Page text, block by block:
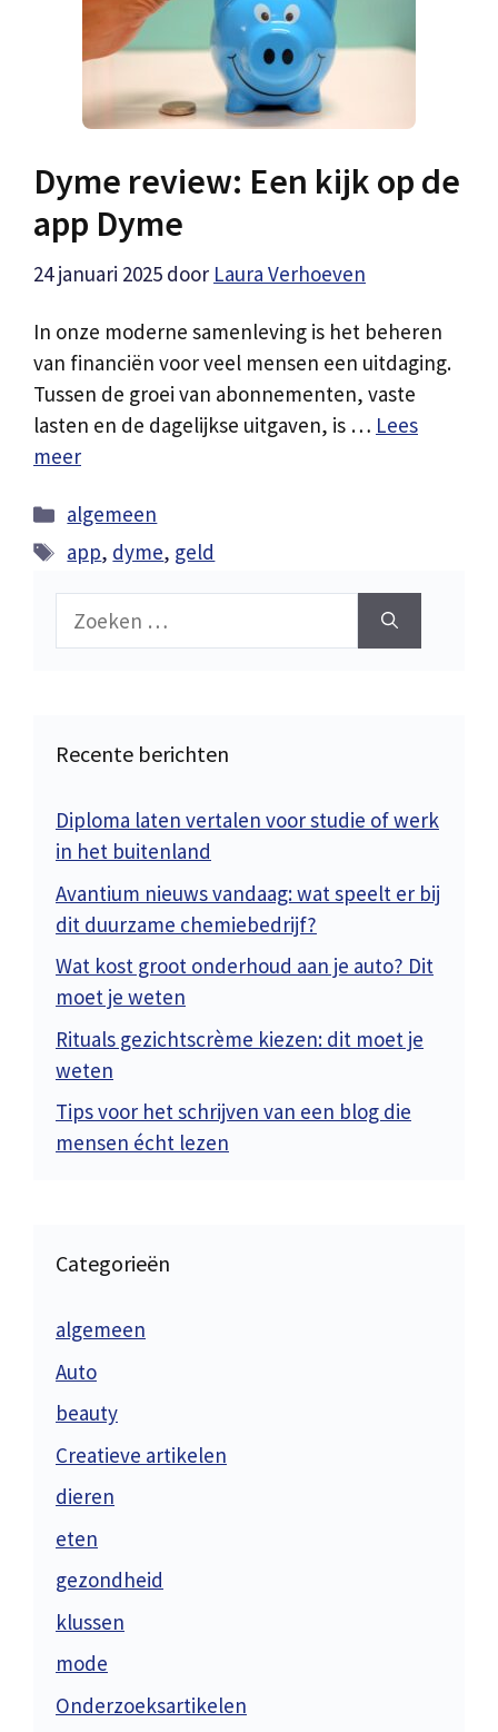
Dyme review: Een kijk op de
app Dyme
24 januari 2025 door Laura Verhoeven
In onze moderne samenleving is het beheren
van financiën voor veel mensen een uitdaging.
Tussen de groei van abonnementen, vaste
lasten en de dagelijkse uitgaven, is … Lees
meer
Categorieën
algemeen
Tags
app, dyme, geld
Zoek
Recente berichten
Diploma laten vertalen voor studie of werk
in het buitenland
Avantium nieuws vandaag: wat speelt er bij
dit duurzame chemiebedrijf?
Wat kost groot onderhoud aan je auto? Dit
moet je weten
Rituals gezichtscrème kiezen: dit moet je
weten
Tips voor het schrijven van een blog die
mensen écht lezen
Categorieën
algemeen
Auto
beauty
Creatieve artikelen
dieren
eten
gezondheid
klussen
mode
Onderzoeksartikelen